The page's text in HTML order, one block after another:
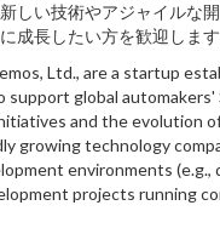
しい技術やアジャイルな
成長したい方を歓迎します
Ltd., are a startup
support global automakers'
and the evolution
growing technology
environments (e.g.,
projects running